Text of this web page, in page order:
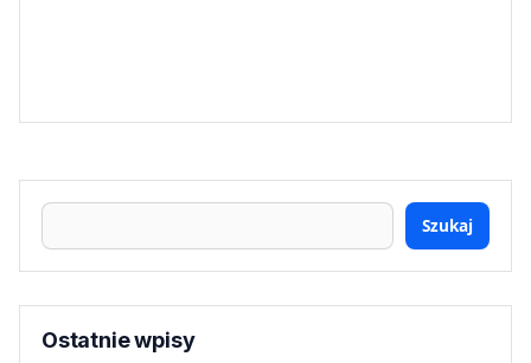
Szukaj
Ostatnie wpisy